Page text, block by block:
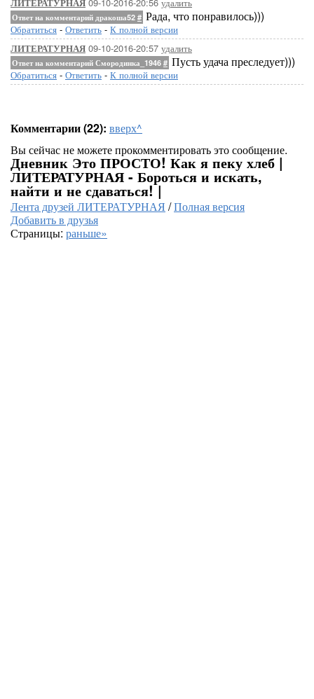
ЛИТЕРАТУРНАЯ
Ответ на комментарий дракоша52 # Рада, что понравилось)))
Обратиться - Ответить - К полной версии
ЛИТЕРАТУРНАЯ 09-10-2016-20:57 удалить
Ответ на комментарий Смородинка_1946 # Пусть удача преследует)))
Обратиться - Ответить - К полной версии
Комментарии (22): вверх^
Вы сейчас не можете прокомментировать это сообщение.
Дневник Это ПРОСТО! Как я пеку хлеб |
ЛИТЕРАТУРНАЯ - Бороться и искать,
найти и не сдаваться! |
Лента друзей ЛИТЕРАТУРНАЯ /Полная версия
Добавить в друзья
Страницы: раньше»